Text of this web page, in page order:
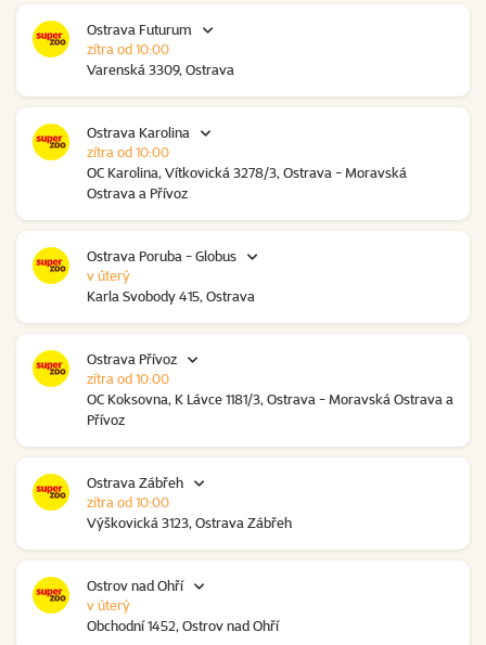
Ostrava Futurum
Varenská 3309, Ostrava
zítra od 10:00
Ostrava Karolina
OC Karolina, Vítkovická 3278/3, Ostrava - Moravská
Ostrava a Přívoz
zítra od 10:00
Ostrava Poruba - Globus
Karla Svobody 415, Ostrava
v úterý
Ostrava Přívoz
OC Koksovna, K Lávce 1181/3, Ostrava - Moravská Ostrava a
Přívoz
zítra od 10:00
Ostrava Zábřeh
Výškovická 3123, Ostrava Zábřeh
zítra od 10:00
Ostrov nad Ohří
Obchodní 1452, Ostrov nad Ohří
v úterý